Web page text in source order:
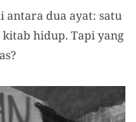
dua ayat: satu
hidup. Tapi yang